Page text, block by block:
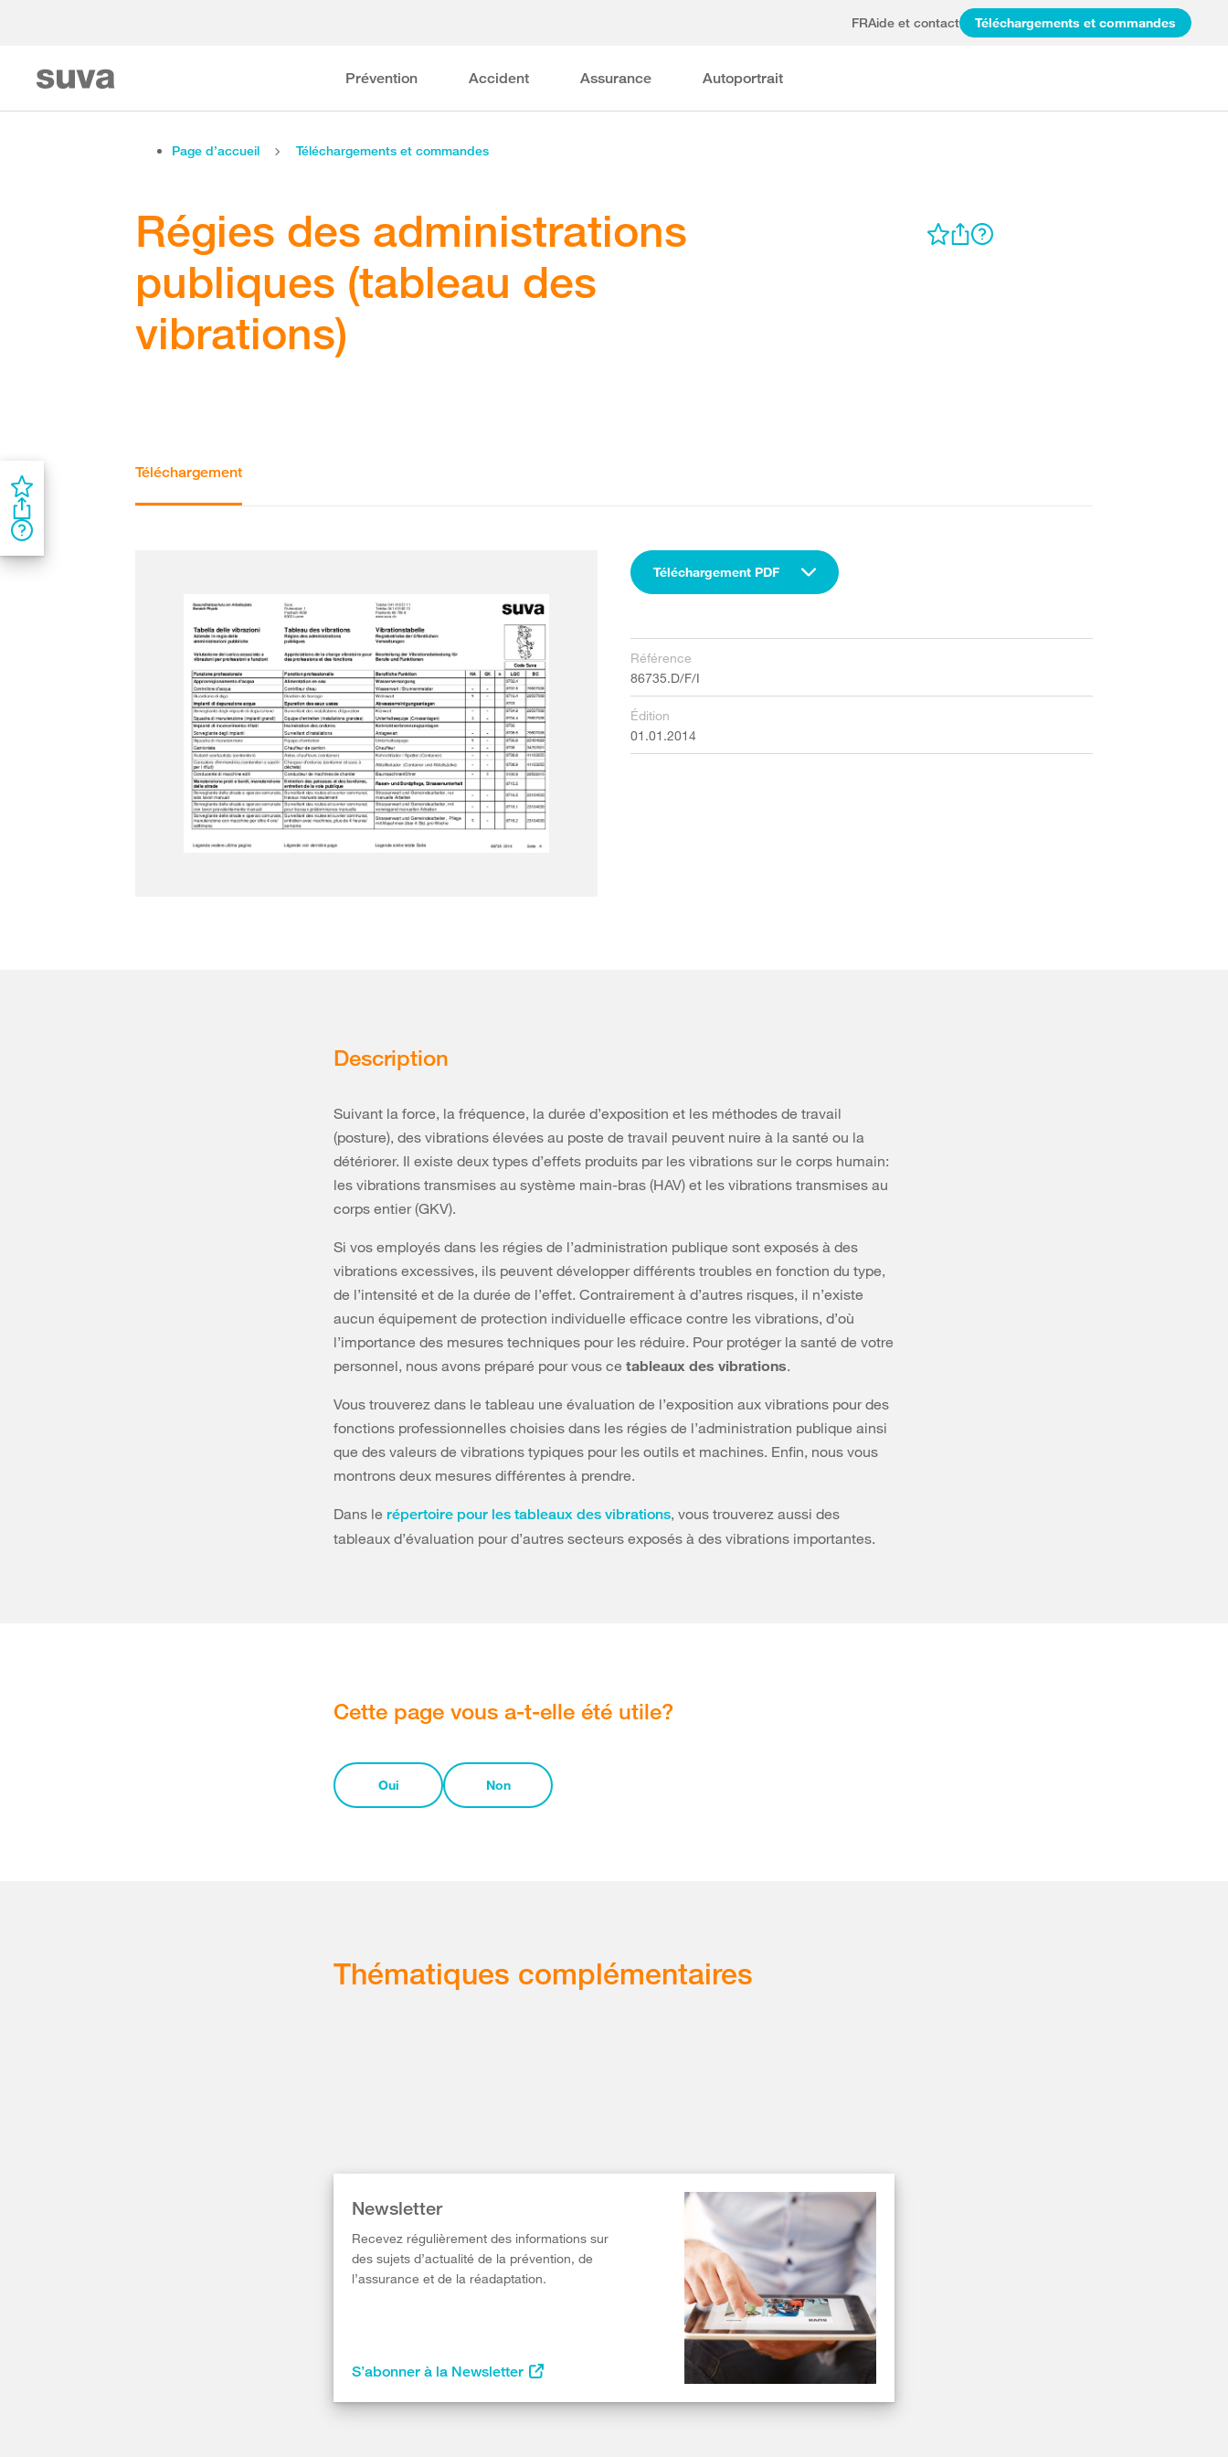
FRAide et contact Téléchargements et commandes
Prévention Accident Assurance Autoportrait
Page d’accueil Téléchargements et commandes
Régies des administrations
publiques (tableau des
vibrations)
Téléchargement
Téléchargement PDF
Référence
86735.D/F/I
Édition
01.01.2014
Description
Suivant la force, la fréquence, la durée d’exposition et les méthodes de travail
(posture), des vibrations élevées au poste de travail peuvent nuire à la santé ou la
détériorer. Il existe deux types d’effets produits par les vibrations sur le corps humain:
les vibrations transmises au système main-bras (HAV) et les vibrations transmises au
corps entier (GKV).
Si vos employés dans les régies de l’administration publique sont exposés à des
vibrations excessives, ils peuvent développer différents troubles en fonction du type,
de l’intensité et de la durée de l’effet. Contrairement à d’autres risques, il n’existe
aucun équipement de protection individuelle efficace contre les vibrations, d’où
l’importance des mesures techniques pour les réduire. Pour protéger la santé de votre
personnel, nous avons préparé pour vous ce tableaux des vibrations.
Vous trouverez dans le tableau une évaluation de l’exposition aux vibrations pour des
fonctions professionnelles choisies dans les régies de l’administration publique ainsi
que des valeurs de vibrations typiques pour les outils et machines. Enfin, nous vous
montrons deux mesures différentes à prendre.
Dans le répertoire pour les tableaux des vibrations, vous trouverez aussi des
tableaux d’évaluation pour d’autres secteurs exposés à des vibrations importantes.
Cette page vous a-t-elle été utile?
Oui Non
Thématiques complémentaires
Newsletter
Recevez régulièrement des informations sur
des sujets d’actualité de la prévention, de
l’assurance et de la réadaptation.
S’abonner à la Newsletter